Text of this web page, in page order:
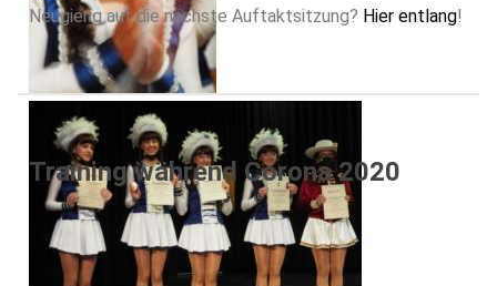
Neugierig auf die nächste Auftaktsitzung? Hier entlang!
Training während Corona 2020